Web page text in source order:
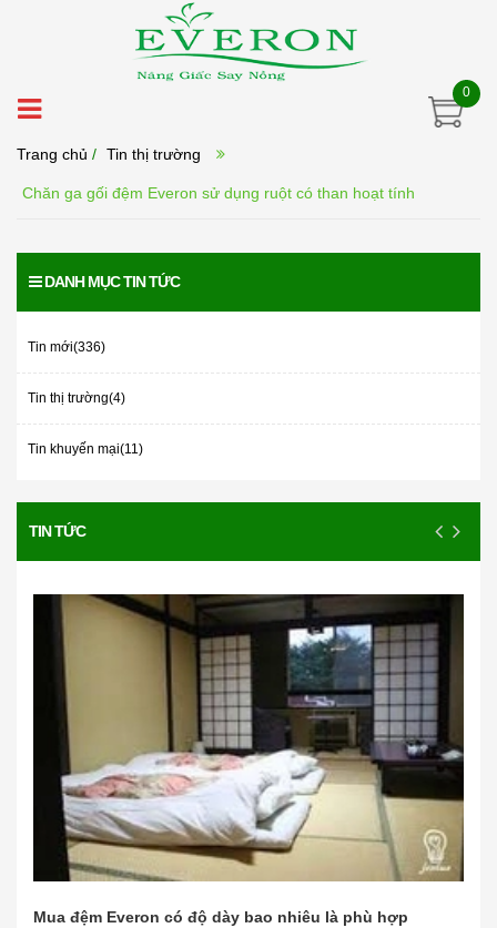
0
Trang chủ / Tin thị trường
Chăn ga gối đệm Everon sử dụng ruột có than hoạt tính
DANH MỤC TIN TỨC
Tin mới(336)
Tin thị trường(4)
Tin khuyến mại(11)
TIN TỨC
Mua đệm Everon có độ dày bao nhiêu là phù hợp